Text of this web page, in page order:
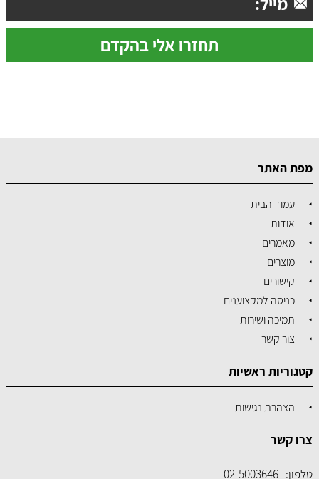
מפת האתר
עמוד הבית
אודות
מאמרים
מוצרים
קישורים
כניסה למקצוענים
תמיכה ושירות
צור קשר
קטגוריות ראשיות
הצהרת נגישות
צרו קשר
טלפון: 02-5003646